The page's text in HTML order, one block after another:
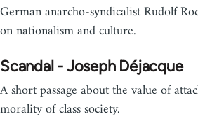
German anarcho-syndicalist Rudolf
on nationalism and culture.
Scandal - Joseph Déjacque
A short passage about the value of
morality of class society.